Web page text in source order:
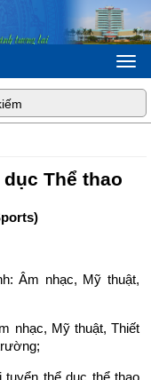
Thể thao
Âm nhạc, Mỹ thuật,
nhạc, Mỹ thuật, Thiết
thể dục thể thao